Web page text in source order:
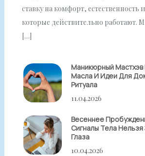
ставку на комфорт, естественность
которые действительно работают.
[…]
Маникюрный
Масла И Идеи Для
Ритуала
11.04.2026
Весеннее
Сигналы Тела Нельзя
Глаза
10.04.2026